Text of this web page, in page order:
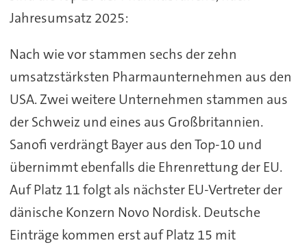
Jahresumsatz 2025:
Nach wie vor stammen sechs der zehn
umsatzstärksten Pharmaunternehmen aus den
USA. Zwei weitere Unternehmen stammen aus
der Schweiz und eines aus Großbritannien.
Sanofi verdrängt Bayer aus den Top-10 und
übernimmt ebenfalls die Ehrenrettung der EU.
Auf Platz 11 folgt als nächster EU-Vertreter der
dänische Konzern Novo Nordisk. Deutsche
Einträge kommen erst auf Platz 15 mit